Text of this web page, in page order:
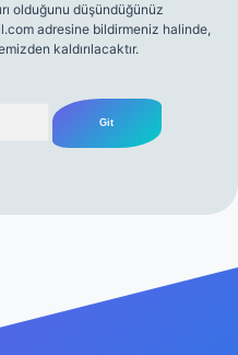
olduğunu düşündüğünüz
adresine bildirmeniz halinde,
kaldırılacaktır.